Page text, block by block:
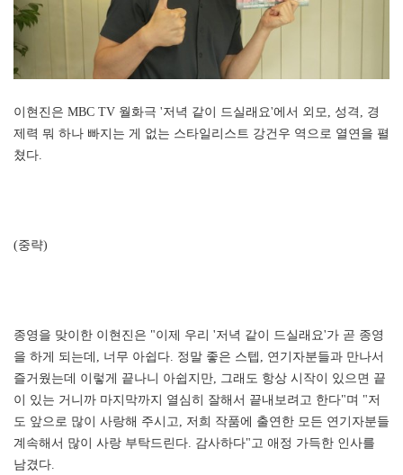
이현진은 MBC TV 월화극 '저녁 같이 드실래요'에서 외모, 성격, 경
제력 뭐 하나 빠지는 게 없는 스타일리스트 강건우 역으로 열연을 펼
쳤다.
(중략)
종영을 맞이한 이현진은 "이제 우리 '저녁 같이 드실래요'가 곧 종영
을 하게 되는데, 너무 아쉽다. 정말 좋은 스텝, 연기자분들과 만나서
즐거웠는데 이렇게 끝나니 아쉽지만, 그래도 항상 시작이 있으면 끝
이 있는 거니까 마지막까지 열심히 잘해서 끝내보려고 한다"며 "저
도 앞으로 많이 사랑해 주시고, 저희 작품에 출연한 모든 연기자분들
계속해서 많이 사랑 부탁드린다. 감사하다"고 애정 가득한 인사를
남겼다.